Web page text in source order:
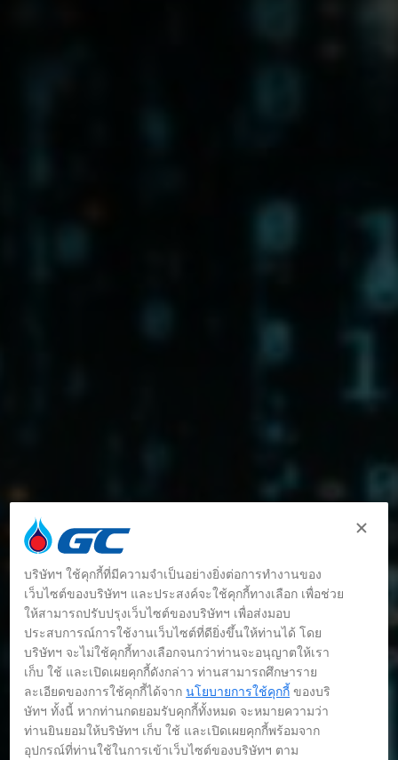
บริษัทฯ ใช้คุกกี้ที่มีความจำเป็นอย่างยิ่งต่อการทำงานของ
เว็บไซต์ของบริษัทฯ และประสงค์จะใช้คุกกี้ทางเลือก เพื่อช่วย
ให้สามารถปรับปรุงเว็บไซต์ของบริษัทฯ เพื่อส่งมอบ
ประสบการณ์การใช้งานเว็บไซต์ที่ดียิ่งขึ้นให้ท่านได้ โดย
บริษัทฯ จะไม่ใช้คุกกี้ทางเลือกจนกว่าท่านจะอนุญาตให้เรา
เก็บ ใช้ และเปิดเผยคุกกี้ดังกล่าว ท่านสามารถศึกษาราย
ละเอียดของการใช้คุกกี้ได้จากนโยบายการใช้คุกกี้ ของบริ
ษัทฯ ทั้งนี้ หากท่านกดยอมรับคุกกี้ทั้งหมด จะหมายความว่า
ท่านยินยอมให้บริษัทฯ เก็บ ใช้ และเปิดเผยคุกกี้พร้อมจาก
อุปกรณ์ที่ท่านใช้ในการเข้าเว็บไซต์ของบริษัทฯ ตาม